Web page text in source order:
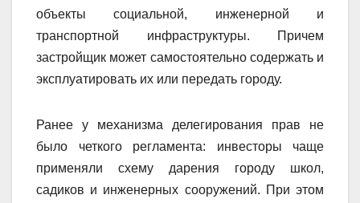
объекты социальной, инженерной и
транспортной инфраструктуры. Причем
застройщик может самостоятельно содержать и
эксплуатировать их или передать городу.
Ранее у механизма делегирования прав не
было четкого регламента: инвесторы чаще
применяли схему дарения городу школ,
садиков и инженерных сооружений. При этом